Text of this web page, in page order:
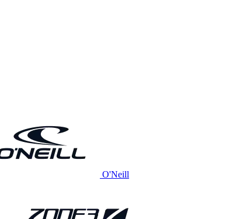
O'Neill